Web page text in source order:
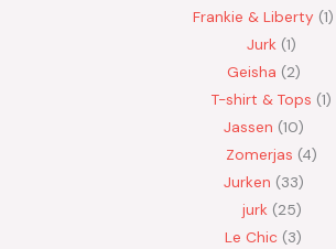
Frankie & Liberty 1
Jurk 1
Geisha 2
T-shirt & Tops 1
Jassen 10
Zomerjas 4
Jurken 33
jurk 25
Le Chic 3